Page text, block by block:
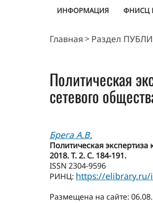
ИНФОРМАЦИЯ ФНИСЦ
Главная > Раздел
Политическая
сетевого
Брега А.В.
Политическая
2018. Т. 2. С. 184-191.
ISSN 2304-9596
РИНЦ: https://elibrary.ru/
Размещена на сайте: